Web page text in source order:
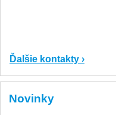
Ďalšie kontakty ›
Novinky